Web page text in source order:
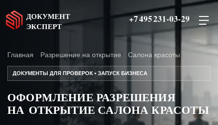
ДОКУМЕНТ
ЭКСПЕРТ
+7 495 231-03-29
Главная Разрешение на открытие Салона красоты
ДОКУМЕНТЫ ДЛЯ ПРОВЕРОК • ЗАПУСК БИЗНЕСА
ОФОРМЛЕНИЕ РАЗРЕШЕНИЯ
НА ОТКРЫТИЕ САЛОНА КРАСОТЫ